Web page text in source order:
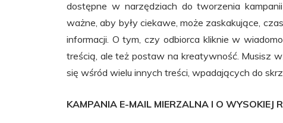
dostępne w narzędziach do tworzenia
ważne, aby były ciekawe, może zaskakujące,
informacji. O tym, czy odbiorca kliknie w
treścią, ale też postaw na kreatywność. Musisz
się wśród wielu innych treści, wpadających do
KAMPANIA E-MAIL MIERZALNA I O WYSOKIEJ